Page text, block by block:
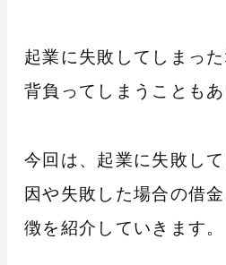
起業に失敗してしまっ
背負ってしまうこともあ
今回は、起業に失敗し
因や失敗した場合の借
徴を紹介していきます。